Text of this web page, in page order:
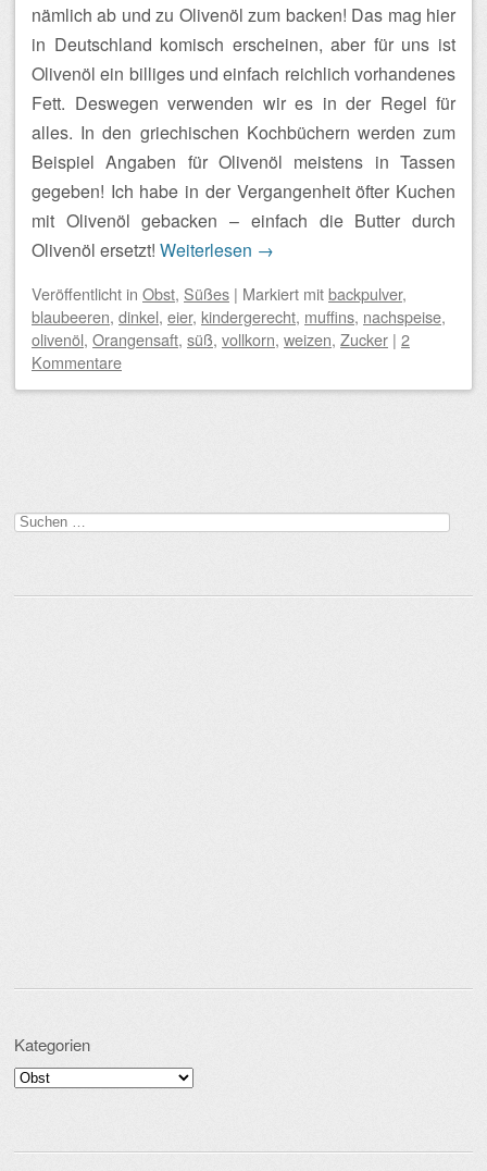
nämlich ab und zu Olivenöl zum backen! Das mag hier
in Deutschland komisch erscheinen, aber für uns ist
Olivenöl ein billiges und einfach reichlich vorhandenes
Fett. Deswegen verwenden wir es in der Regel für
alles. In den griechischen Kochbüchern werden zum
Beispiel Angaben für Olivenöl meistens in Tassen
gegeben! Ich habe in der Vergangenheit öfter Kuchen
mit Olivenöl gebacken – einfach die Butter durch
Olivenöl ersetzt! Weiterlesen →
Veröffentlicht in Obst, Süßes | Markiert mitbackpulver,
blaubeeren, dinkel, eier, kindergerecht, muffins, nachspeise,
olivenöl, Orangensaft, süß, vollkorn, weizen, Zucker | 2
Kommentare
Suchen
nach:
Kategorien
Kategorien